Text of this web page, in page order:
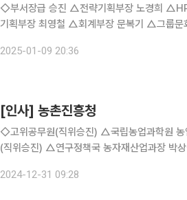
◇부서장급 승진 △전략기획부장 노경희 △HR부장 이주희 △이사회사
기획부장 최영철 △회계부장 문복기 △그룹
2025-01-09 20:36
[인사] 농촌진흥청
◇고위공무원(직위승진) △국립농업과학원 농업생물부장 방혜선 ◇고위공무원(전보) △국립농
(직위승진) △연구정책국 농자재산업과장 박상원 △연구정책국 스마
2024-12-31 09:28